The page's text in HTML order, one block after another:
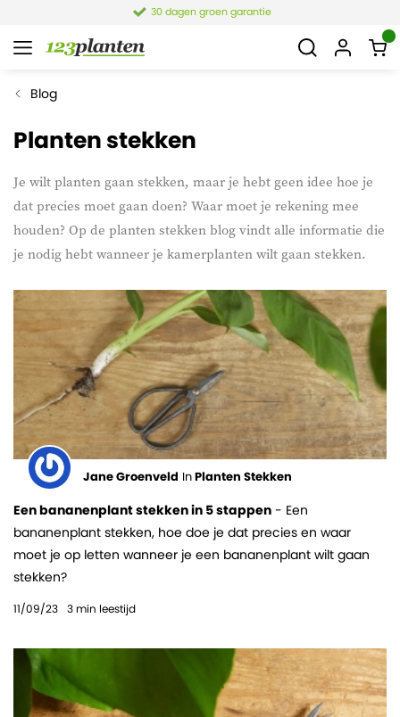
30 dagen groen garantie
Blog
Planten stekken
Je wilt planten gaan stekken, maar je hebt geen idee hoe je
dat precies moet gaan doen? Waar moet je rekening mee
houden? Op de planten stekken blog vindt alle informatie die
je nodig hebt wanneer je kamerplanten wilt gaan stekken.
Jane Groenveld InPlanten Stekken
Een bananenplant stekken in 5 stappen - Een
bananenplant stekken, hoe doe je dat precies en waar
moet je op letten wanneer je een bananenplant wilt gaan
stekken?
11/09/23 3 min leestijd